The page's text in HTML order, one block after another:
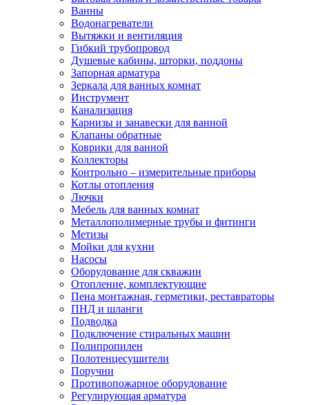
Ванны
Водонагреватели
Вытяжки и вентиляция
Гибкий трубопровод
Душевые кабины, шторки, поддоны
Запорная арматура
Зеркала для ванных комнат
Инструмент
Канализация
Карнизы и занавески для ванной
Клапаны обратные
Коврики для ванной
Коллекторы
Контрольно – измерительные приборы
Котлы отопления
Лючки
Мебель для ванных комнат
Металлополимерные трубы и фитинги
Метизы
Мойки для кухни
Насосы
Оборудование для скважин
Отопление, комплектующие
Пена монтажная, герметики, реставраторы
ПНД и шланги
Подводка
Подключение стиральных машин
Полипропилен
Полотенцесушители
Поручни
Противопожарное оборудование
Регулирующая арматура